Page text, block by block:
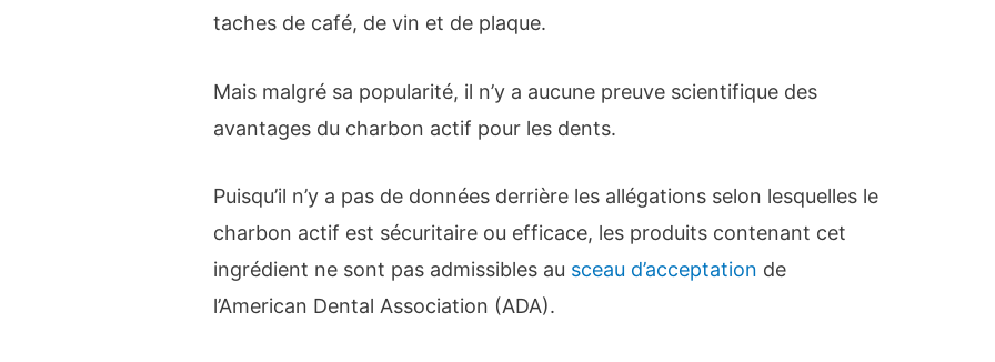
taches de café, de vin et de plaque.
Mais malgré sa popularité, il n’y a aucune preuve scientifique des
avantages du charbon actif pour les dents.
Puisqu’il n’y a pas de données derrière les allégations selon lesquelles le
charbon actif est sécuritaire ou efficace, les produits contenant cet
ingrédient ne sont pas admissibles au sceau d’acceptation de
l’American Dental Association (ADA).